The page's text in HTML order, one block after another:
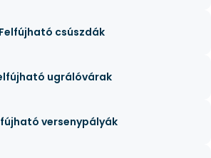
Felfújható csúszdák
ugrálóvárak
versenypályák